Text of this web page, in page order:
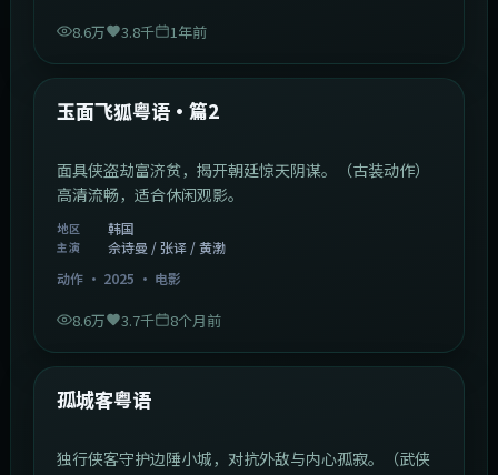
8.6万 3.8千 1年前
热门
玉面飞狐粤语·篇2
面具侠盗劫富济贫，揭开朝廷惊天阴谋。（古装动作）
高清流畅，适合休闲观影。
地区 韩国
主演
佘诗曼 / 张译 / 黄渤
动作· 2025 · 电影
8.6万 3.7千 8个月前
热门
孤城客粤语
独行侠客守护边陲小城，对抗外敌与内心孤寂。（武侠